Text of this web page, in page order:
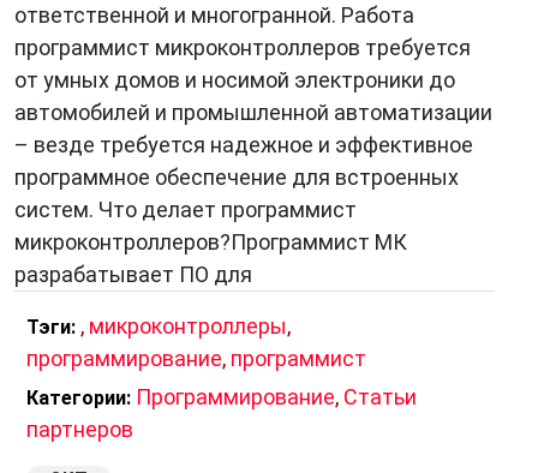
ответственной и многогранной. Работа
программист микроконтроллеров требуется
от умных домов и носимой электроники до
автомобилей и промышленной автоматизации
– везде требуется надежное и эффективное
программное обеспечение для встроенных
систем. Что делает программист
микроконтроллеров?Программист МК
разрабатывает ПО для
Тэги: , микроконтроллеры,
программирование, программист
Категории: Программирование, Статьи
партнеров